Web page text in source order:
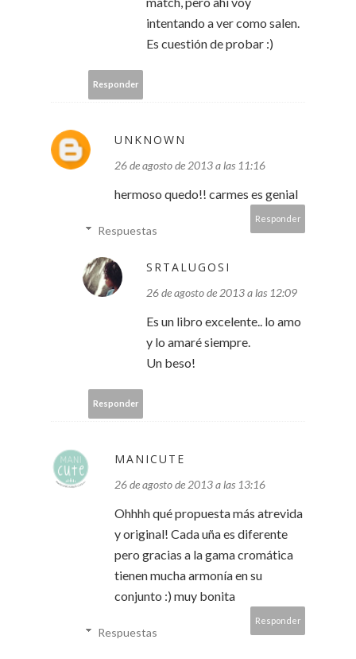
intentando a ver como salen.
Es cuestión de probar :)
Responder
UNKNOWN
26 de agosto de 2013 a las 11:16
hermoso quedo!! carmes es genial
Responder
Respuestas
SRTALUGOSI
26 de agosto de 2013 a las 12:09
Es un libro excelente.. lo amo
y lo amaré siempre.
Un beso!
Responder
MANICUTE
26 de agosto de 2013 a las 13:16
Ohhhh qué propuesta más atrevida
y original! Cada uña es diferente
pero gracias a la gama cromática
tienen mucha armonía en su
conjunto :) muy bonita
Responder
Respuestas